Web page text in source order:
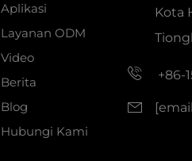
Aplikasi
Layanan ODM
Video
Berita
Blog
Hubungi Kami
Kota
+86-